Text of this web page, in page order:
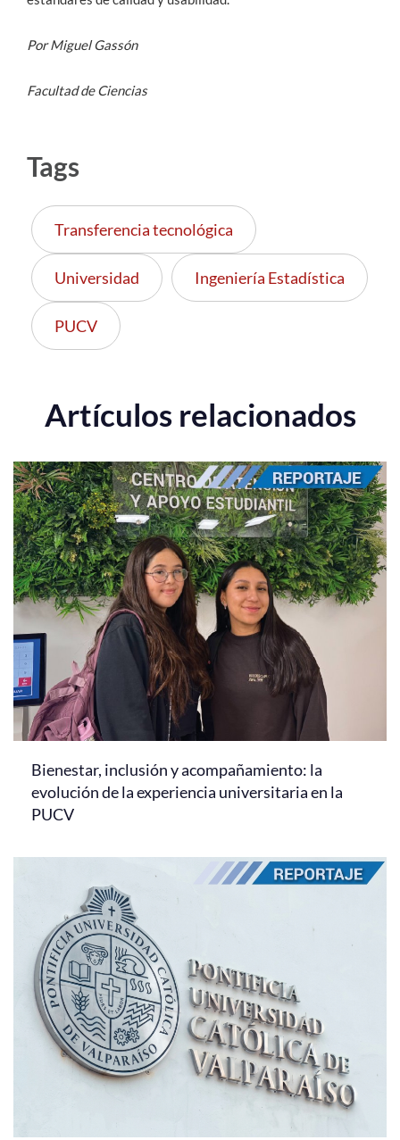
Por Miguel Gassón
Facultad de Ciencias
Tags
Transferencia tecnológica
Universidad Ingeniería Estadística
PUCV
Artículos relacionados
Bienestar, inclusión y acompañamiento: la
evolución de la experiencia universitaria en la
PUCV